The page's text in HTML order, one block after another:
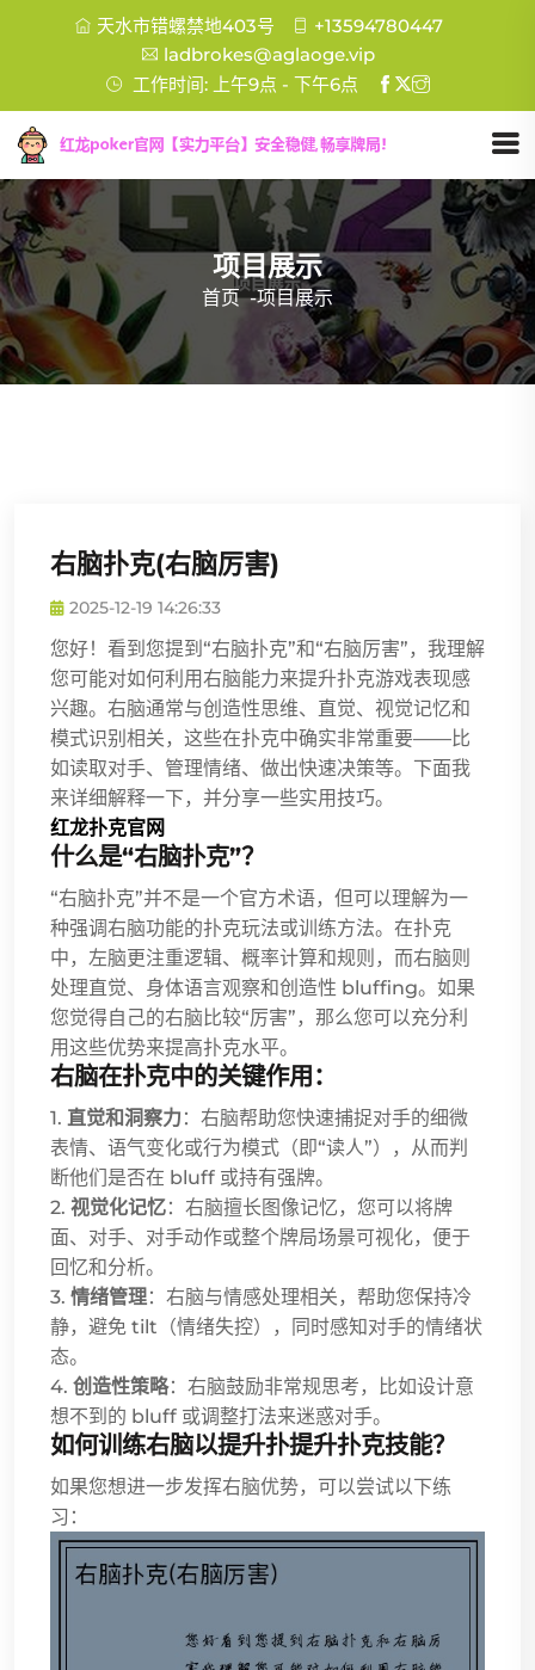
天水市错螺禁地403号
+13594780447
ladbrokes@aglaoge.vip
工作时间: 上午9点 - 下午6点
项目展示
首页 -项目展示
右脑扑克(右脑厉害)
2025-12-19 14:26:33
您好！看到您提到“右脑扑克”和“右脑厉害”，我理解
您可能对如何利用右脑能力来提升扑克游戏表现感
兴趣。右脑通常与创造性思维、直觉、视觉记忆和
模式识别相关，这些在扑克中确实非常重要——比
如读取对手、管理情绪、做出快速决策等。下面我
来详细解释一下，并分享一些实用技巧。
红龙扑克官网
什么是“右脑扑克”？
“右脑扑克”并不是一个官方术语，但可以理解为一
种强调右脑功能的扑克玩法或训练方法。在扑克
中，左脑更注重逻辑、概率计算和规则，而右脑则
处理直觉、身体语言观察和创造性 bluffing。如果
您觉得自己的右脑比较“厉害”，那么您可以充分利
用这些优势来提高扑克水平。
右脑在扑克中的关键作用：
1. 直觉和洞察力 ：右脑帮助您快速捕捉对手的细微
表情、语气变化或行为模式（即“读人”），从而判
断他们是否在 bluff 或持有强牌。
2. 视觉化记忆：右脑擅长图像记忆，您可以将牌
面、对手、对手动作或整个牌局场景可视化，便于
回忆和分析。
3. 情绪管理：右脑与情感处理相关，帮助您保持冷
静，避免 tilt（情绪失控），同时感知对手的情绪状
态。
4. 创造性策略：右脑鼓励非常规思考，比如设计意
想不到的 bluff 或调整打法来迷惑对手。
如何训练右脑以提升扑提升扑克技能？
如果您想进一步发挥右脑优势，可以尝试以下练
习：